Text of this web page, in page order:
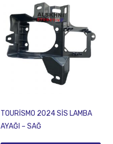
TOURİSMO 2024 SİS LAMBA
AYAĞI – SAĞ